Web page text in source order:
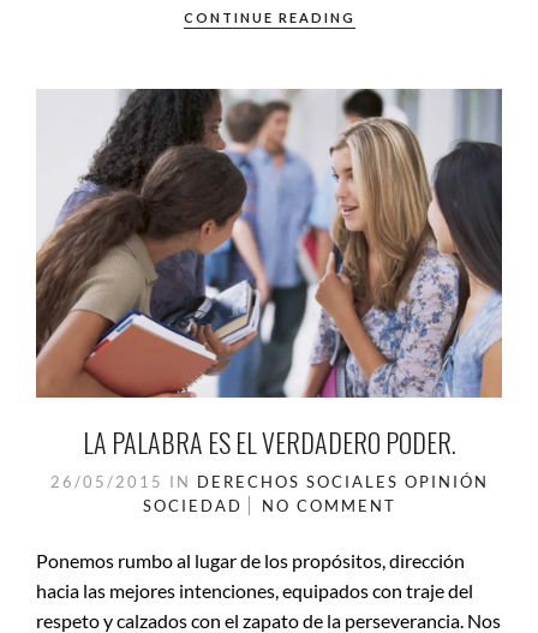
CONTINUE READING
LA PALABRA ES EL VERDADERO PODER.
26/05/2015 IN DERECHOS SOCIALES OPINIÓN
SOCIEDAD
NO COMMENT
Ponemos rumbo al lugar de los propósitos, dirección
hacia las mejores intenciones, equipados con traje del
respeto y calzados con el zapato de la perseverancia. Nos